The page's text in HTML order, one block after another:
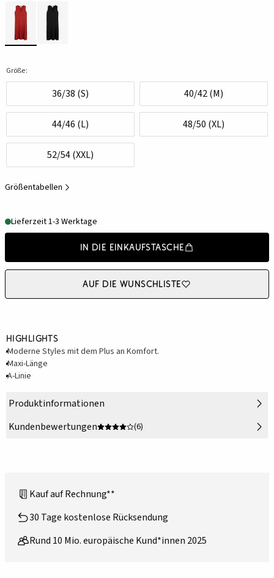
Größe:
36/38 (S) 40/42 (M)
44/46 (L) 48/50 (XL)
52/54 (XXL)
Größentabellen
Lieferzeit 1-3 Werktage
In die Einkaufstasche
Auf die Wunschliste
Highlights
Moderne Styles mit dem Plus an Komfort.
Maxi-Länge
A-Linie
Produktinformationen
Kundenbewertungen
(6)
Kauf auf Rechnung**
30 Tage kostenlose Rücksendung
Rund 10 Mio. europäische Kund*innen 2025